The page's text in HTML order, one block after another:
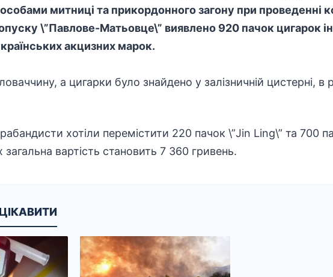
митниці та прикордонного загону при проведенні
\”Павлове-Матьовце\” виявлено 920 пачок цигарок
акцизних марок.
а цигарки було знайдено у залізничній цистерні, в
хотіли перемістити 220 пачок \”Jin Ling\” та 700
загальна вартість становить 7 360 гривень.